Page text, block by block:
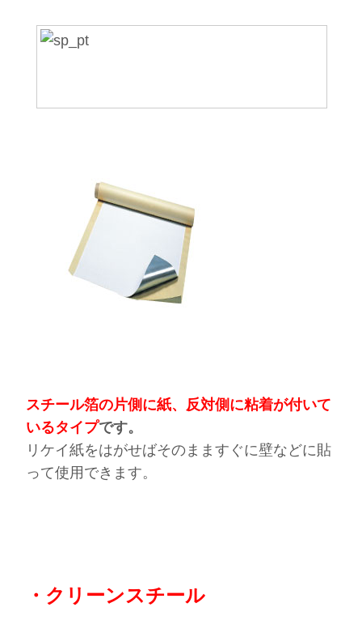
スチール箔の片側に紙、反対側に粘着が付いて
いるタイプです。
リケイ紙をはがせばそのまますぐに壁などに貼
って使用できます。
・クリーンスチール